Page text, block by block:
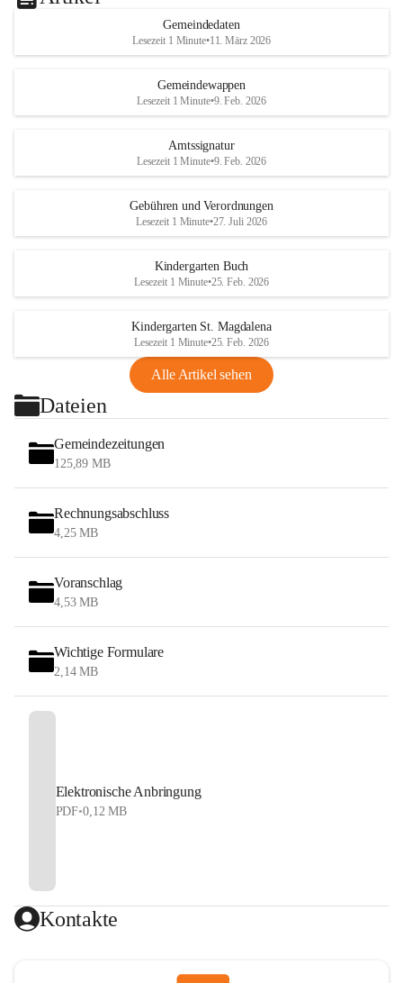
Gemeindedaten
Lesezeit 1 Minute•11. März 2026
Gemeindewappen
Lesezeit 1 Minute•9. Feb. 2026
Amtssignatur
Lesezeit 1 Minute•9. Feb. 2026
Gebühren und Verordnungen
Lesezeit 1 Minute•27. Juli 2026
Kindergarten Buch
Lesezeit 1 Minute•25. Feb. 2026
Kindergarten St. Magdalena
Lesezeit 1 Minute•25. Feb. 2026
Alle Artikel sehen
Dateien
Gemeindezeitungen
125,89 MB
Rechnungsabschluss
4,25 MB
Voranschlag
4,53 MB
Wichtige Formulare
2,14 MB
Elektronische Anbringung
PDF•0,12 MB
Kontakte